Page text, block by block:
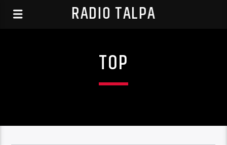
RADIO TALPA
TOP